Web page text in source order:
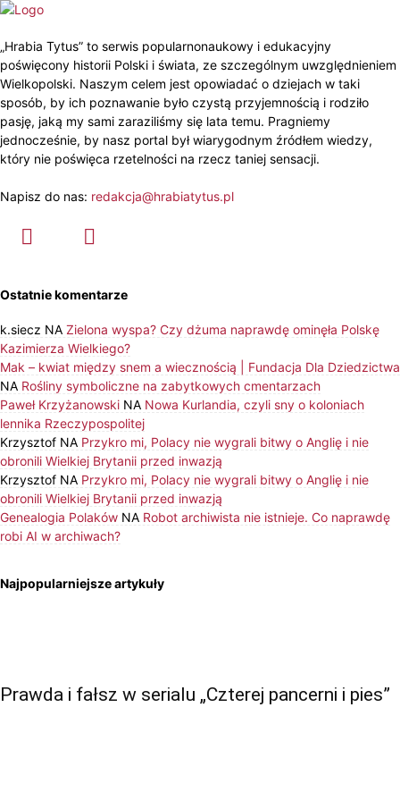
„Hrabia Tytus” to serwis popularnonaukowy i edukacyjny
poświęcony historii Polski i świata, ze szczególnym uwzględnieniem
Wielkopolski. Naszym celem jest opowiadać o dziejach w taki
sposób, by ich poznawanie było czystą przyjemnością i rodziło
pasję, jaką my sami zaraziliśmy się lata temu. Pragniemy
jednocześnie, by nasz portal był wiarygodnym źródłem wiedzy,
który nie poświęca rzetelności na rzecz taniej sensacji.
Napisz do nas: redakcja@hrabiatytus.pl
Ostatnie komentarze
k.siecz NA Zielona wyspa? Czy dżuma naprawdę ominęła Polskę
Kazimierza Wielkiego?
Mak – kwiat między snem a wiecznością | Fundacja Dla Dziedzictwa
NA Rośliny symboliczne na zabytkowych cmentarzach
Paweł Krzyżanowski NA Nowa Kurlandia, czyli sny o koloniach
lennika Rzeczypospolitej
Krzysztof NA Przykro mi, Polacy nie wygrali bitwy o Anglię i nie
obronili Wielkiej Brytanii przed inwazją
Krzysztof NA Przykro mi, Polacy nie wygrali bitwy o Anglię i nie
obronili Wielkiej Brytanii przed inwazją
Genealogia Polaków NA Robot archiwista nie istnieje. Co naprawdę
robi AI w archiwach?
Najpopularniejsze artykuły
Prawda i fałsz w serialu „Czterej pancerni i pies”